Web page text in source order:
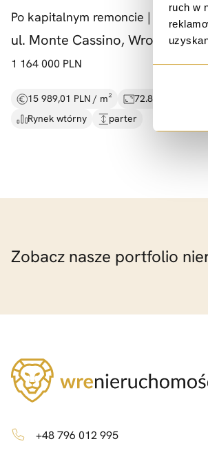
ruch w
Po kapitalnym remoncie | 8 m2 |
ul. Monte Cassino, Wrocław
1 164 000 PLN
15 989,01 PLN / m² 72.80 m²
Rynek wtórny
parter
Zobacz nasze portfolio
+48 796 012 995